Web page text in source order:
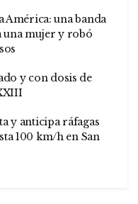
América: una banda
una mujer y robó
y con dosis de
y anticipa ráfagas
100 km/h en San